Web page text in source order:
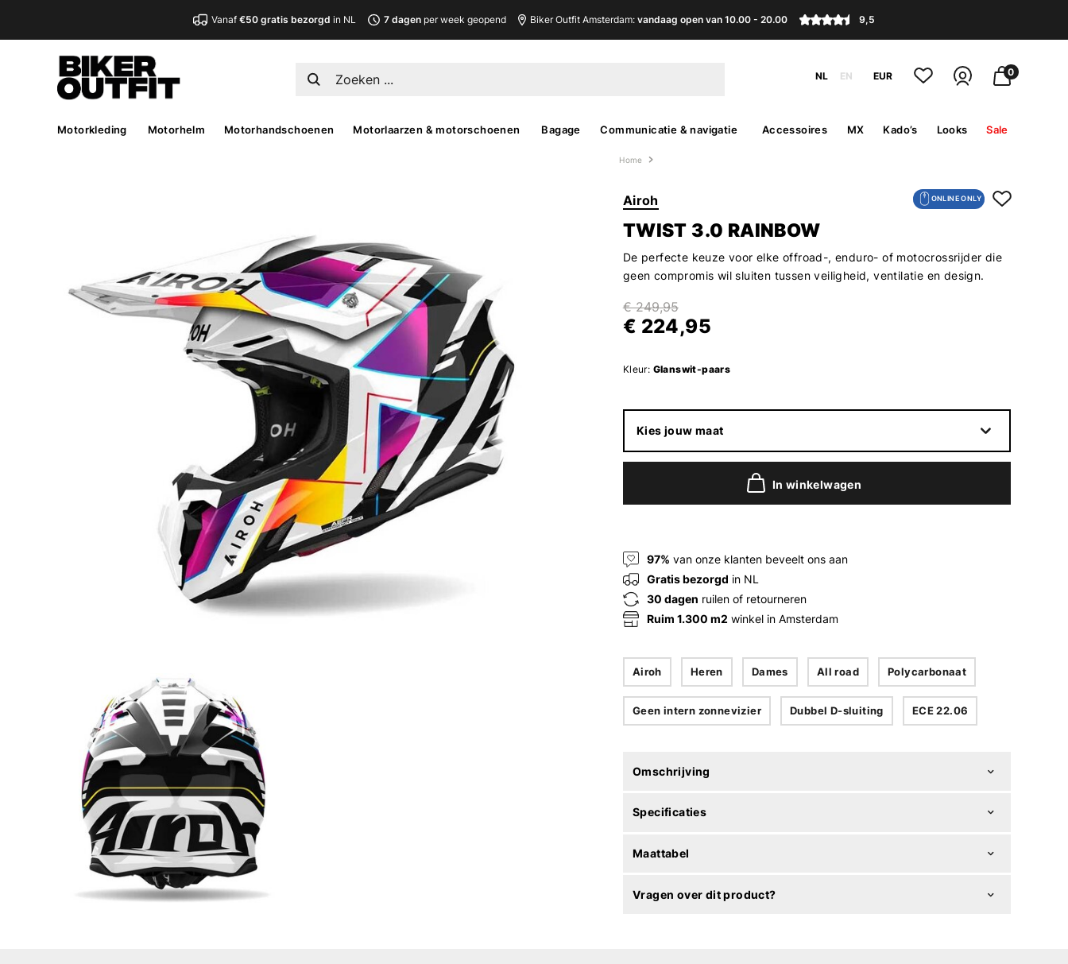
Vanaf€50 gratis bezorgd in NL 7 dagenper week geopend Biker Outfit Amsterdam: vandaag open van 10.00 - 20.00 9,5
NL EN EUR 0
Motorkleding Motorhelm Motorhandschoenen Motorlaarzen & motorschoenen Bagage Communicatie & navigatie Accessoires MX Kado’s Looks Sale
Home
ONLINE ONLY
Airoh
TWIST 3.0 RAINBOW
De perfecte keuze voor elke offroad-, enduro- of motocrossrijder die
geen compromis wil sluiten tussen veiligheid, ventilatie en design.
€ 249,95
€ 224,95
Kleur: Glanswit-paars
Kies jouw maat
In winkelwagen
97% van onze klanten beveelt ons aan
Gratis bezorgd in NL
30 dagen ruilen of retourneren
Ruim 1.300 m2 winkel in Amsterdam
Airoh Heren Dames All road Polycarbonaat
Geen intern zonnevizier Dubbel D-sluiting ECE 22.06
Omschrijving
Specificaties
Maattabel
Vragen over dit product?